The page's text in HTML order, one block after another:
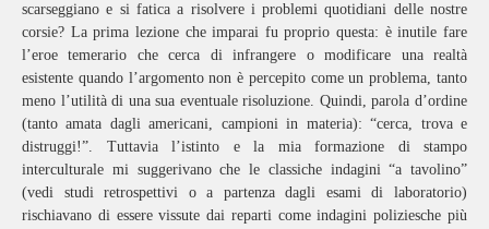
scarseggiano e si fatica a risolvere i problemi quotidiani delle nostre
corsie? La prima lezione che imparai fu proprio questa: è inutile fare
l’eroe temerario che cerca di infrangere o modificare una realtà
esistente quando l’argomento non è percepito come un problema, tanto
meno l’utilità di una sua eventuale risoluzione. Quindi, parola d’ordine
(tanto amata dagli americani, campioni in materia): “cerca, trova e
distruggi!”. Tuttavia l’istinto e la mia formazione di stampo
interculturale mi suggerivano che le classiche indagini “a tavolino”
(vedi studi retrospettivi o a partenza dagli esami di laboratorio)
rischiavano di essere vissute dai reparti come indagini poliziesche più